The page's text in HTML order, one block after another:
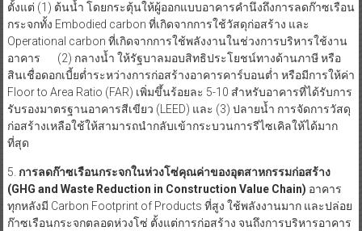
ตั้งแต่ (1) ต้นน้ำ โดยกระตุ้นให้ผู้ออกแบบอาคารคำนึงถึงการลดก๊าซเรือน
กระจกทั้ง Embodied carbon ที่เกิดจากการใช้วัสดุก่อสร้าง และ
Operational carbon ที่เกิดจากการใช้พลังงานในช่วงการบริหารใช้งาน
อาคาร (2) กลางน้ำ ให้รัฐบาลมอบสิทธิประโยชน์ทางด้านภาษี หรือ
สินเชื่อดอกเบี้ยต่ำระหว่างการก่อสร้างอาคารคาร์บอนต่ำ หรือมีการให้ค่า
Floor to Area Ratio (FAR) เพิ่มขึ้นร้อยละ 5-10 สำหรับอาคารที่ได้รับการ
รับรองมาตรฐานอาคารสีเขียว (LEED) และ (3) ปลายน้ำ การจัดการวัสดุ
ก่อสร้างเหลือใช้ให้สามารถนำกลับเข้ากระบวนการรีไซเคิลให้ได้มาก
ที่สุด
5. การลดก๊าซเรือนกระจกในห่วงโซ่คุณค่าของอุตสาหกรรมก่อสร้าง
(GHG and Waste Reduction in Construction Value Chain) อาคาร
ทุกหลังมี Carbon Footprint of Products ที่สูง ใช้พลังงานมาก และปล่อย
ก๊าซเรือนกระจกตลอดห่วงโซ่ ตั้งแต่การก่อสร้าง จนถึงการบริหารอาคาร